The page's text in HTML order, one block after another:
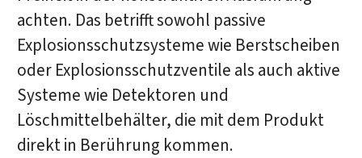
achten. Das betrifft sowohl passive
Explosionsschutzsysteme wie Berstscheiben
oder Explosionsschutzventile als auch aktive
Systeme wie Detektoren und
Löschmittelbehälter, die mit dem Produkt
direkt in Berührung kommen.